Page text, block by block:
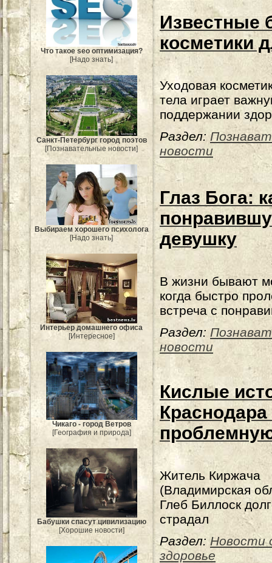
Что такое seo оптимизация?
[Надо знать]
Санкт-Петербург город поэтов
[Познавательные новости]
Выбираем хорошего психолога
[Надо знать]
Интерьер домашнего офиса
[Интересное]
Чикаго - город Ветров
[География и природа]
Бабушки спасут цивилизацию
[Хорошие новости]
Известные
косметики
Уходовая
тела играет
поддержании
Раздел:
новости
Глаз Бога:
девушку
В жизни бывают
когда быстро
встреча с
Раздел:
новости
Кислые
Житель Киржача
(Владимирская
Глеб Биллоск
страдал
Раздел: Новости
здоровье